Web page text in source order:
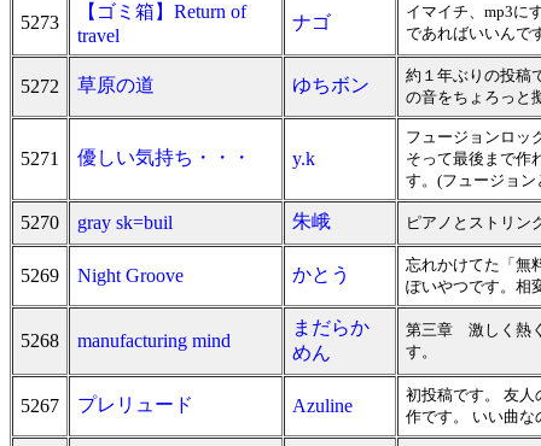
5273
【ゴミ箱】Return of
travel
ナゴ
イマイチ、mp3に
であればいいんで
5272 草原の道 ゆちボン
約１年ぶりの投稿
の音をちょろっと
5271 優しい気持ち・・・ y.k
フュージョンロッ
そって最後まで作
す。(フュージョ
5270 gray sk=buil 朱峨 ピアノとストリン
5269 Night Groove かとう
忘れかけてた「無
ぽいやつです。相
5268 manufacturing mind
まだらか
めん
第三章 激しく熱
す。
5267 プレリュード Azuline
初投稿です。 友人
作です。 いい曲